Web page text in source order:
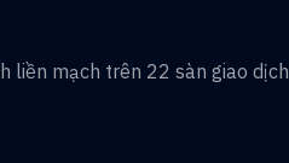
liền mạch trên 22 sàn giao dịch